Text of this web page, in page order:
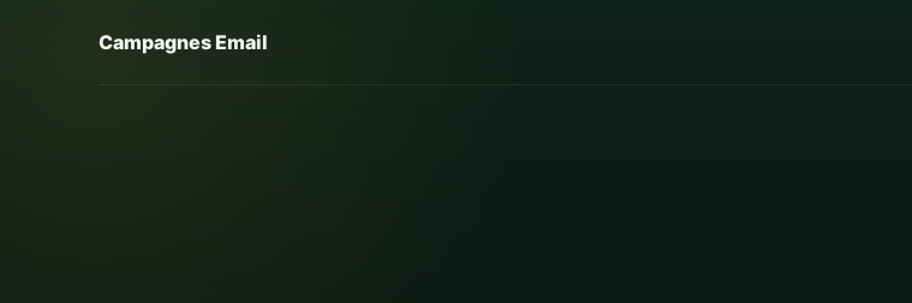
Campagnes Email